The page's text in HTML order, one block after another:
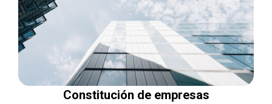
Constitución de empresas